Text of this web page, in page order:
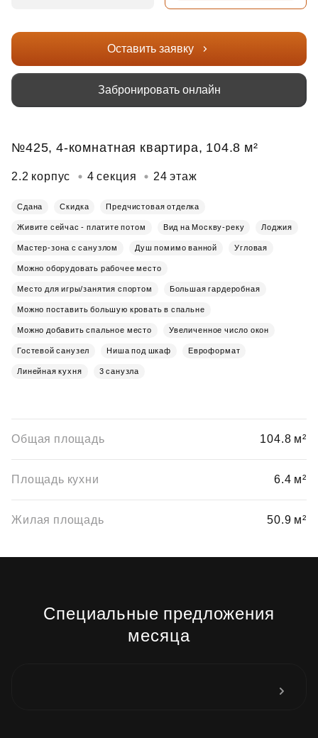
Оставить заявку
Забронировать онлайн
№425, 4-комнатная квартира, 104.8 м²
2.2 корпус 4 секция 24 этаж
Сдана Скидка Предчистовая отделка
Живите сейчас - платите потом Вид на Москву-реку Лоджия
Мастер-зона с санузлом Душ помимо ванной Угловая
Можно оборудовать рабочее место
Место для игры/занятия спортом Большая гардеробная
Можно поставить большую кровать в спальне
Можно добавить спальное место Увеличенное число окон
Гостевой санузел Ниша под шкаф Евроформат
Линейная кухня 3 санузла
Общая площадь 104.8 м²
Площадь кухни 6.4 м²
Жилая площадь 50.9 м²
Специальные предложения
месяца